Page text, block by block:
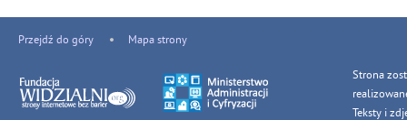
Przejdź do góry Mapa strony
Strona
Teksty i